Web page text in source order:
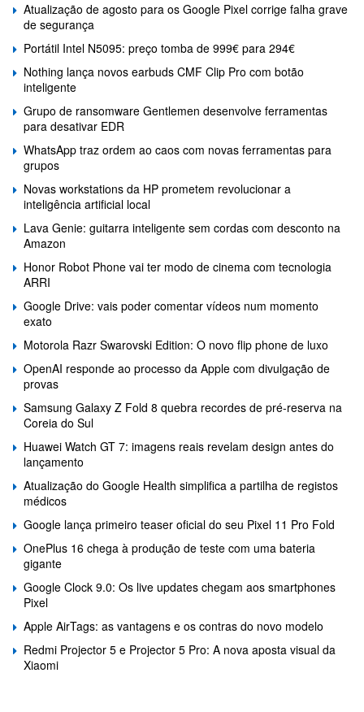
Atualização de agosto para os Google Pixel corrige falha grave
de segurança
Portátil Intel N5095: preço tomba de 999€ para 294€
Nothing lança novos earbuds CMF Clip Pro com botão
inteligente
Grupo de ransomware Gentlemen desenvolve ferramentas
para desativar EDR
WhatsApp traz ordem ao caos com novas ferramentas para
grupos
Novas workstations da HP prometem revolucionar a
inteligência artificial local
Lava Genie: guitarra inteligente sem cordas com desconto na
Amazon
Honor Robot Phone vai ter modo de cinema com tecnologia
ARRI
Google Drive: vais poder comentar vídeos num momento
exato
Motorola Razr Swarovski Edition: O novo flip phone de luxo
OpenAI responde ao processo da Apple com divulgação de
provas
Samsung Galaxy Z Fold 8 quebra recordes de pré-reserva na
Coreia do Sul
Huawei Watch GT 7: imagens reais revelam design antes do
lançamento
Atualização do Google Health simplifica a partilha de registos
médicos
Google lança primeiro teaser oficial do seu Pixel 11 Pro Fold
OnePlus 16 chega à produção de teste com uma bateria
gigante
Google Clock 9.0: Os live updates chegam aos smartphones
Pixel
Apple AirTags: as vantagens e os contras do novo modelo
Redmi Projector 5 e Projector 5 Pro: A nova aposta visual da
Xiaomi